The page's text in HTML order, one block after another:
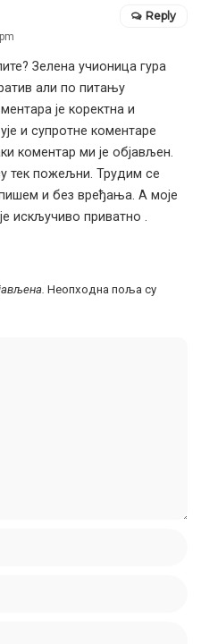
Зелена учионица гура
али по питању
је коректна и
и супротне коментаре
коментар ми је објављен.
тек пожељни. Трудим се
и без вређања. А моје
искључиво приватно .
Reply
Неопходна поља су